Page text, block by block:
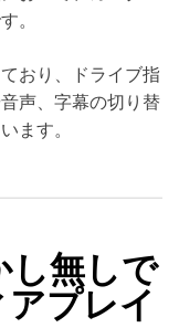
。
おり、ドライブ指
声、字幕の切り替
ます。
し無しで
プレイ